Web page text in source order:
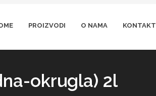
PROIZVODI O NAMA KONTAKT
okrugla) 2l